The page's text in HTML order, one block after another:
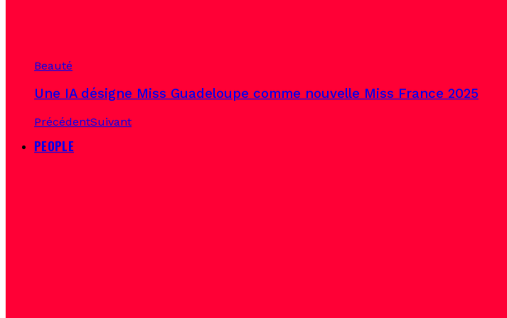
Beauté
Une IA désigne Miss Guadeloupe comme nouvelle Miss France 2025
PrécédentSuivant
PEOPLE